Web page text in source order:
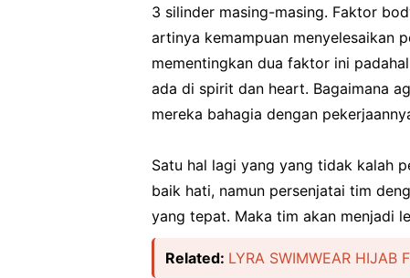
3 silinder masing-masing. Faktor
artinya kemampuan menyelesaikan
mementingkan dua faktor ini
ada di spirit dan heart. Bagaimana
mereka bahagia dengan
Satu hal lagi yang yang tidak kalah
baik hati, namun persenjatai tim
yang tepat. Maka tim akan menjadi
Related: LYRA SWIMWEAR HIJAB